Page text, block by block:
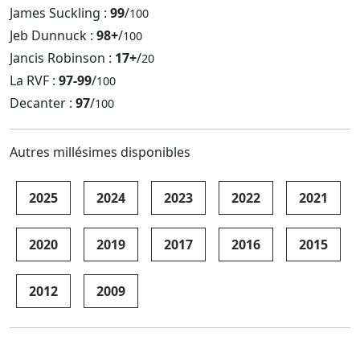
James Suckling : 99/100
Jeb Dunnuck : 98+/100
Jancis Robinson : 17+/20
La RVF : 97-99/100
Decanter : 97/100
Autres millésimes disponibles
2025 2024 2023 2022 2021
2020 2019 2017 2016 2015
2012 2009